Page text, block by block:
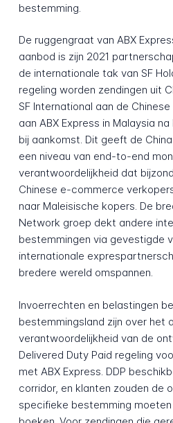
bestemming.
De ruggengraat van ABX
aanbod is zijn 2021
de internationale tak van SF
regeling worden zendingen uit
SF International aan de
aan ABX Express in Malaysia
bij aankomst. Dit geeft de
een niveau van end-to-end
verantwoordelijkheid dat
Chinese e-commerce
naar Maleisische kopers. De
Network groep dekt andere
bestemmingen via gevestigde
internationale
bredere wereld omspannen.
Invoerrechten en belastingen
bestemmingsland zijn over het
verantwoordelijkheid van de
Delivered Duty Paid regeling
met ABX Express. DDP
corridor, en klanten zouden de
specifieke bestemming